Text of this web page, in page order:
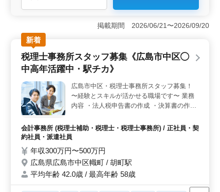
八丁堀電停駅から近く、通勤に便利です。マイカー通勤
い環境＞ 完全週休2日制で、土日祝の休みがあり、ワー
クライフバランスを重視する方に適しています。また、
社会保険完備で、中高年の方も活躍中です。 ＜経験
を活かす＞ 会計事務所経験が5年以上ある方に適してお
り、税務申告書類の作成など、経験・専門性を活かせる
業務に従事していただきます。
掲載期間 2026/06/21〜2026/09/20
新着
税理士事務所スタッフ募集《広島市中区◯
中高年活躍中・駅チカ》
広島市中区・税理士事務所スタッフ募集！
〜経験とスキルが活かせる職場です〜 業務
内容 ・法人税申告書の作成 ・決算書の作成
の同席 ・個人確定申告書の作成 ・年末調整
・保険の導入アドバイス ・相続税・贈与税
事業承継に関するアドバイス 等 備考 ・駅チ
カ ・社会保険完備 ・交通費実費支給 会計事
務所経験豊富なベテランさん募集中！ お気
軽にお問い合わせください♪
会計事務所 (税理士補助・税理士・税理士事務所) / 正社員・契
約社員・派遣社員
年収300万円〜500万円
広島県広島市中区幟町 / 胡町駅
平均年齢 42.0歳 / 最高年齢 58歳